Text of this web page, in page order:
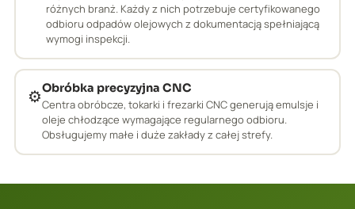
różnych branż. Każdy z nich potrzebuje certyfikowanego
odbioru odpadów olejowych z dokumentacją spełniającą
wymogi inspekcji.
⚙️Obróbka precyzyjna CNC
Centra obróbcze, tokarki i frezarki CNC generują emulsje i
oleje chłodzące wymagające regularnego odbioru.
Obsługujemy małe i duże zakłady z całej strefy.